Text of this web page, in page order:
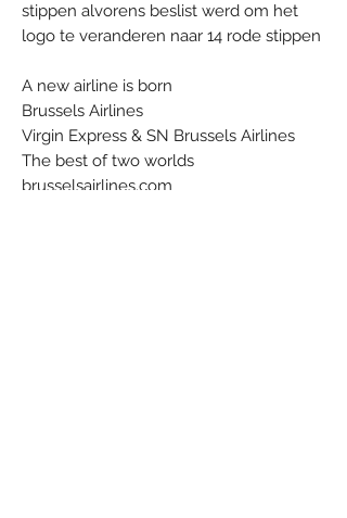
stippen alvorens beslist werd om het
logo te veranderen naar 14 rode stippen
A new airline is born
Brussels Airlines
Virgin Express & SN Brussels Airlines
The best of two worlds
brusselsairlines.com